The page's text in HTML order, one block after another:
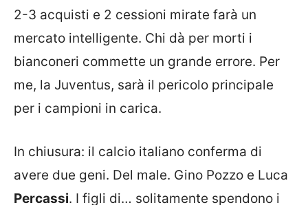
2-3 acquisti e 2 cessioni mirate farà un
mercato intelligente. Chi dà per morti i
bianconeri commette un grande errore. Per
me, la Juventus, sarà il pericolo principale
per i campioni in carica.
In chiusura: il calcio italiano conferma di
avere due geni. Del male. Gino Pozzo e Luca
Percassi. I figli di… solitamente spendono i